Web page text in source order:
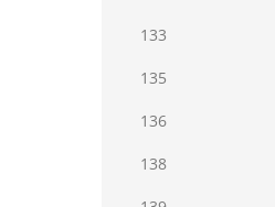
133
135
136
138